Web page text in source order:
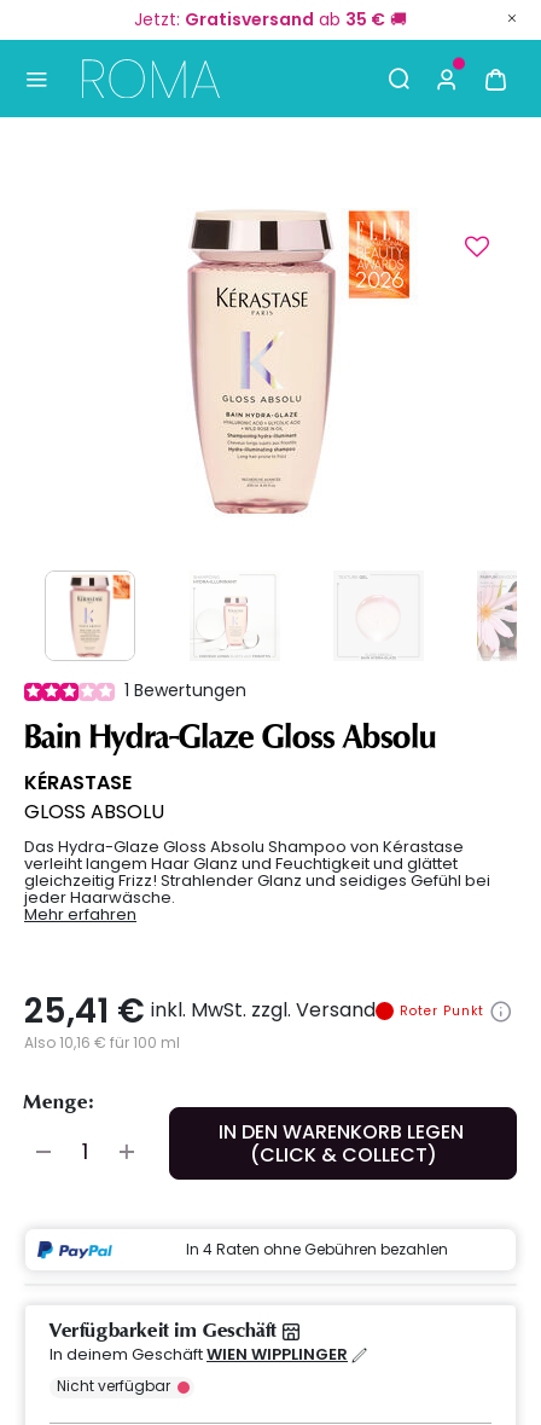
Jetzt: Gratisversand ab 35 € 🚚
1 Bewertungen
Bain Hydra-Glaze Gloss Absolu
KÉRASTASE
GLOSS ABSOLU
Das Hydra-Glaze Gloss Absolu Shampoo von Kérastase
verleiht langem Haar Glanz und Feuchtigkeit und glättet
gleichzeitig Frizz! Strahlender Glanz und seidiges Gefühl bei
jeder Haarwäsche.
Mehr erfahren
25,41 € inkl. MwSt. zzgl. Versand Roter Punkt
Also 10,16 € für 100 ml
Menge:
IN DEN WARENKORB LEGEN
(CLICK & COLLECT)
In 4 Raten ohne Gebühren bezahlen
Verfügbarkeit im Geschäft
In deinem GeschäftWIEN WIPPLINGER
Nicht verfügbar